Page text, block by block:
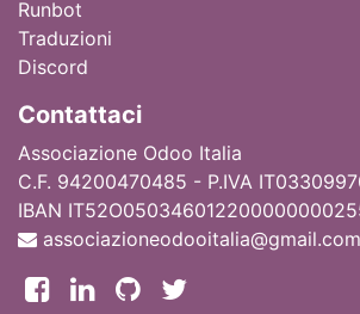
Runbot
Traduzioni
Discord
Contattaci
Associazione Odoo Italia
C.F. 94200470485 - P.IVA
IBAN
associazioneodooitalia@gmail.com